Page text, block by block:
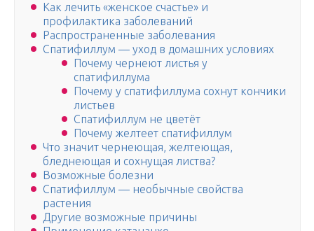
Как лечить «женское счастье» и
профилактика заболеваний
Распространенные заболевания
Спатифиллум — уход в домашних условиях
Почему чернеют листья у
спатифиллума
Почему у спатифиллума сохнут кончики
листьев
Спатифиллум не цветёт
Почему желтеет спатифиллум
Что значит чернеющая, желтеющая,
бледнеющая и сохнущая листва?
Возможные болезни
Спатифиллум — необычные свойства
растения
Другие возможные причины